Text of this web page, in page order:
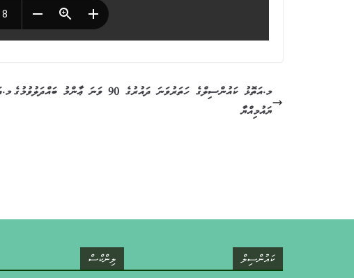
މ.އަތޮޅު ކައުންސިލްގެ ހަތަރުވަނަ ދައުރުގެ 90 ވަނަ ޢާންމު ބައްދަލުވުމުގެ
ޔައުމިއްޔާ
ލިންކްސް ކައުންސިލް